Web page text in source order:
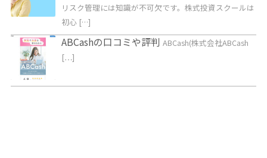
リスク管理には知識が不可欠です。株式投資スクールは
初心 […]
ABCashの口コミや評判 ABCash(株式会社ABCash
[…]